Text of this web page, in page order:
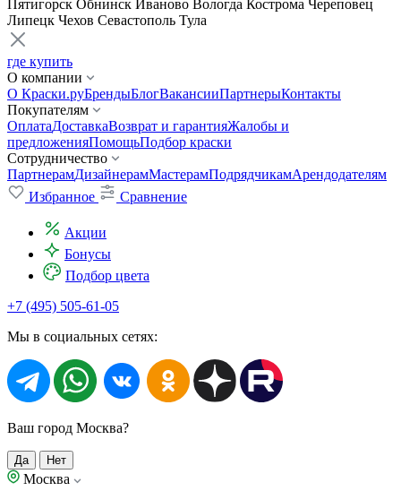
Пятигорск Обнинск Иваново Вологда Кострома Череповец
Липецк Чехов Севастополь Тула
где купить
О компании
О Краски.руБрендыБлогВакансииПартнерыКонтакты
Покупателям
ОплатаДоставкаВозврат и гарантияЖалобы и
предложенияПомощьПодбор краски
Сотрудничество
ПартнерамДизайнерамМастерамПодрядчикамАрендодателям
Избранное
Сравнение
Акции
Бонусы
Подбор цвета
+7 (495) 505-61-05
Мы в социальных сетях:
Ваш город Москва?
Да Нет
Москва